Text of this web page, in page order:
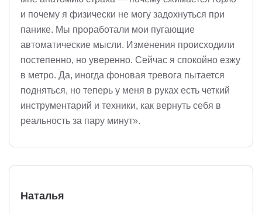
и почему я физически не могу задохнуться при
панике. Мы проработали мои пугающие
автоматические мысли. Изменения происходили
постепенно, но уверенно. Сейчас я спокойно езжу
в метро. Да, иногда фоновая тревога пытается
подняться, но теперь у меня в руках есть четкий
инструментарий и техники, как вернуть себя в
реальность за пару минут».
Наталья